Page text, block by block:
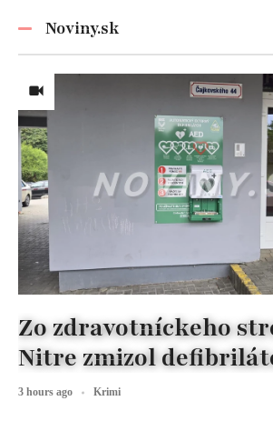
Noviny.sk
Zo zdravotníckeho
Nitre zmizol
3 hours ago Krimi